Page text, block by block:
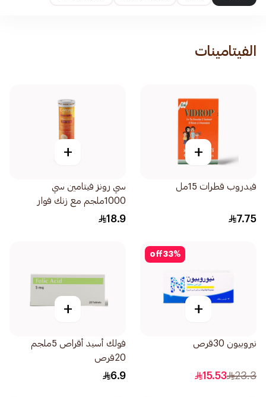
الفيتامينات
+
فيدروب قطرات 15مل
7.75
+
سي رونز فيتامين سي
1000ملجم مع زنك فوار
20قرص
18.9
33%
off
+
نيروبيون 30قرص
23.3
15.53
+
فولك أسيد أقراص 5ملجم
20قرص
6.9